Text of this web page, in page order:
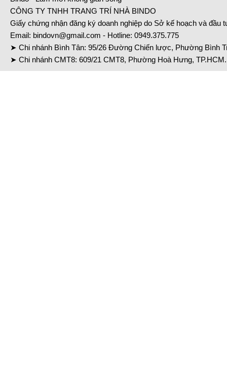
CÔNG TY TNHH TRANG TRÍ NHÀ BINDO
Giấy chứng nhận đăng ký doanh nghiệp do Sở kế hoạch và đầu
Email: bindovn@gmail.com - Hotline: 0949.375.775
➤ Chi nhánh Bình Tân: 95/26 Đường Chiến lược, Phường Bình
➤ Chi nhánh CMT8: 609/21 CMT8, Phường Hoà Hưng,